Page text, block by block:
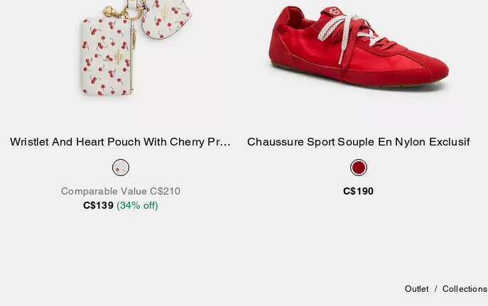
Wristlet And Heart Pouch With Cherry Print
And Charm
Comparable Value C$210
C$139 (34% off)
Ajouter au panier
Chaussure Sport Souple En Nylon Exclusif
C$190
Outlet / Collections